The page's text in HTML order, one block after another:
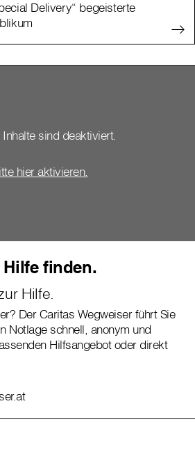
Delivery“ begeisterte
Inhalte sind deaktiviert.
hier aktivieren.
finden.
Hilfe.
Der Caritas Wegweiser führt Sie
Notlage schnell, anonym und
Hilfsangebot oder direkt